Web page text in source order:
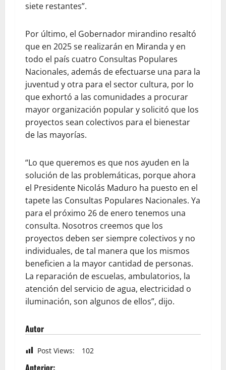
siete restantes”.
Por último, el Gobernador mirandino resaltó
que en 2025 se realizarán en Miranda y en
todo el país cuatro Consultas Populares
Nacionales, además de efectuarse una para la
juventud y otra para el sector cultura, por lo
que exhortó a las comunidades a procurar
mayor organización popular y solicitó que los
proyectos sean colectivos para el bienestar
de las mayorías.
“Lo que queremos es que nos ayuden en la
solución de las problemáticas, porque ahora
el Presidente Nicolás Maduro ha puesto en el
tapete las Consultas Populares Nacionales. Ya
para el próximo 26 de enero tenemos una
consulta. Nosotros creemos que los
proyectos deben ser siempre colectivos y no
individuales, de tal manera que los mismos
beneficien a la mayor cantidad de personas.
La reparación de escuelas, ambulatorios, la
atención del servicio de agua, electricidad o
iluminación, son algunos de ellos”, dijo.
Autor
Post Views: 102